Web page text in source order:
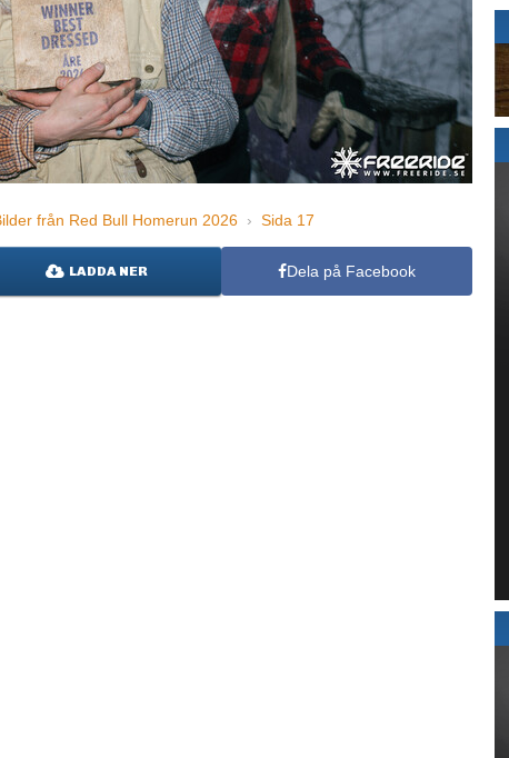
från Red Bull Homerun 2026 › Sida 17
LADDA NER Dela på Facebook